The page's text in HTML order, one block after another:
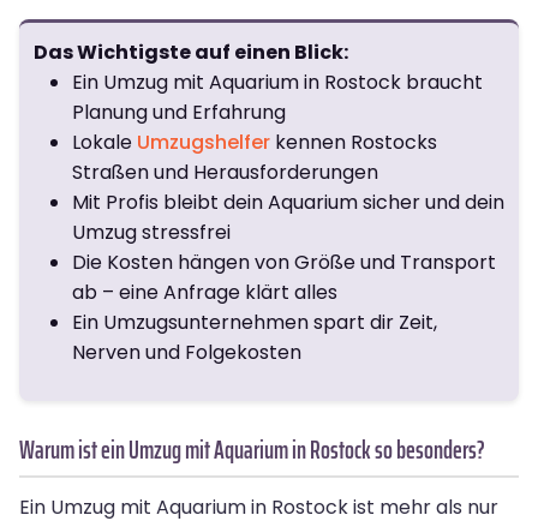
Das Wichtigste auf einen Blick:
Ein Umzug mit Aquarium in Rostock braucht
Planung und Erfahrung
Lokale Umzugshelfer kennen Rostocks
Straßen und Herausforderungen
Mit Profis bleibt dein Aquarium sicher und dein
Umzug stressfrei
Die Kosten hängen von Größe und Transport
ab – eine Anfrage klärt alles
Ein Umzugsunternehmen spart dir Zeit,
Nerven und Folgekosten
Warum ist ein Umzug mit Aquarium in Rostock so besonders?
Ein Umzug mit Aquarium in Rostock ist mehr als nur